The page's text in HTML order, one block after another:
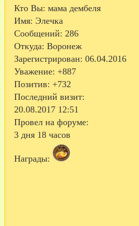
Кто Вы: мама дембеля
Имя: Элечка
Сообщений: 286
Откуда: Воронеж
Зарегистрирован: 06.04.2016
Уважение: +887
Позитив: +732
Последний визит:
20.08.2017 12:51
Провел на форуме:
3 дня 18 часов
Награды: